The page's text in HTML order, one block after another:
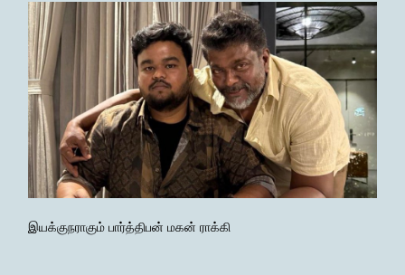
இயக்குநராகும் பார்த்திபன் மகன் ராக்கி